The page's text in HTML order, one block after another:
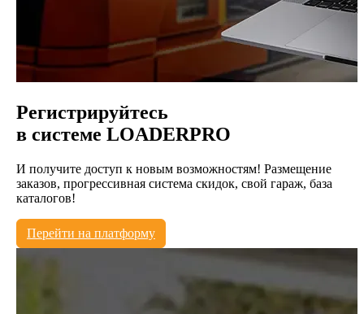
Регистрируйтесь
в системе LOADERPRO
И получите доступ к новым возможностям! Размещение
заказов, прогрессивная система скидок, свой гараж, база
каталогов!
Перейти на платформу